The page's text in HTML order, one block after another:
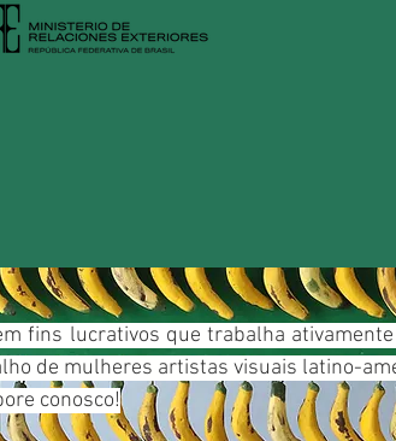
fins lucrativos que trabalha
de mulheres artistas visuais latino-
conosco!